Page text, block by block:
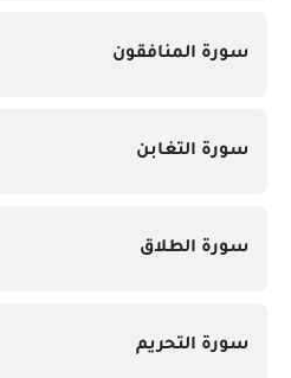
سورة المنافقون
سورة التغابن
سورة الطلاق
سورة التحريم